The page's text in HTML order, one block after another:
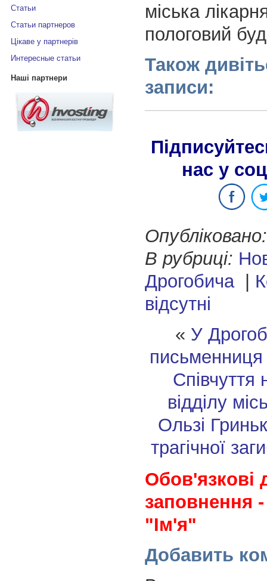
Статьи
Статьи партнеров
Цікаве у партнерів
Интересные статьи
Наші партнери
міська
пологовий
Також
записи:
нас у
Опубліковано:
В рубриці:
Дрогобича|
відсутні
« У
письменниця
Співчуття
відділу
Ользі
трагічної
Обов'язкові
заповнення
"Ім'я"
Добавить